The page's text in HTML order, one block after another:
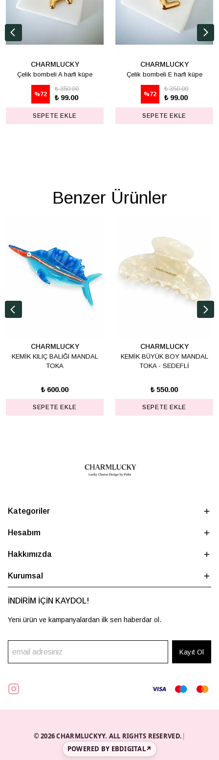
CHARMLUCKY
Çelik bombeli A harfi küpe
%72
₺ 350.00
₺ 99.00
SEPETE EKLE
CHARMLUCKY
Çelik bombeli E harfi küpe
%72
₺ 350.00
₺ 99.00
SEPETE EKLE
Benzer Ürünler
CHARMLUCKY
KEMİK KILIÇ BALIĞI MANDAL
TOKA
₺ 600.00
SEPETE EKLE
CHARMLUCKY
KEMİK BÜYÜK BOY MANDAL
TOKA - SEDEFLİ
₺ 550.00
SEPETE EKLE
Kategoriler
Hesabım
Hakkımızda
Kurumsal
İNDİRİM İÇİN KAYDOL!
Yeni ürün ve kampanyalardan ilk sen haberdar ol.
Kayıt Ol
© 2026 CHARMLUCKYY. ALL RIGHTS RESERVED. |
POWERED BY EBDIGITAL↗